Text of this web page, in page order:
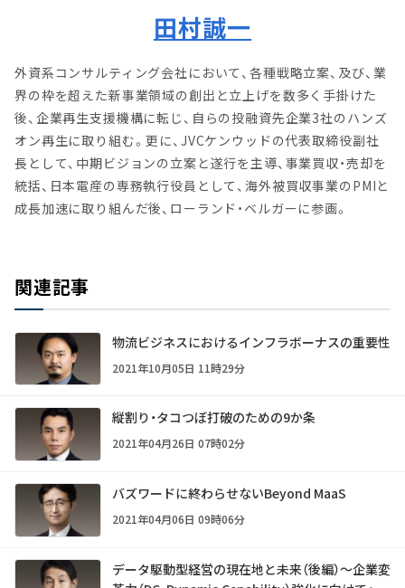
田村誠一
外資系コンサルティング会社において、各種戦略立案、及び、業
界の枠を超えた新事業領域の創出と立上げを数多く手掛けた
後、企業再生支援機構に転じ、自らの投融資先企業3社のハンズ
オン再生に取り組む。更に、JVCケンウッドの代表取締役副社
長として、中期ビジョンの立案と遂行を主導、事業買収・売却を
統括、日本電産の専務執行役員として、海外被買収事業のPMIと
成長加速に取り組んだ後、ローランド・ベルガーに参画。
関連記事
物流ビジネスにおけるインフラボーナスの重要性
2021年10月05日 11時29分
縦割り・タコつぼ打破のための9か条
2021年04月26日 07時02分
バズワードに終わらせないBeyond MaaS
2021年04月06日 09時06分
データ駆動型経営の現在地と未来（後編）～企業変